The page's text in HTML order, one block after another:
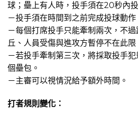
球；壘上有人時，投手須在20秒內投
－投手須在時間到之前完成投球動
－每個打席投手只能牽制兩次，不
丘、人員受傷與進攻方暫停不在此限
－若投手牽制第三次，將採取投手
個壘包。
－主審可以視情況給予額外時間。
打者規則變化：